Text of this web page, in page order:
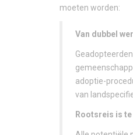
moeten worden:
Van dubbel
adoptie-
van
Rootsreis is